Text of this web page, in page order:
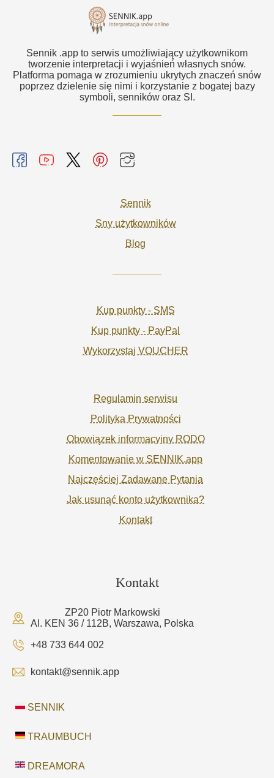
Sennik .app to serwis umożliwiający użytkownikom
tworzenie interpretacji i wyjaśnień własnych snów.
Platforma pomaga w zrozumieniu ukrytych znaczeń snów
poprzez dzielenie się nimi i korzystanie z bogatej bazy
symboli, senników oraz SI.
Sennik
Sny użytkowników
Blog
Kup punkty - SMS
Kup punkty - PayPal
Wykorzystaj VOUCHER
Regulamin serwisu
Polityka Prywatności
Obowiązek informacyjny RODO
Komentowanie w SENNIK.app
Najczęściej Zadawane Pytania
Jak usunąć konto użytkownika?
Kontakt
Kontakt
ZP20 Piotr Markowski
Al. KEN 36 / 112B, Warszawa, Polska
+48 733 644 002
kontakt@sennik.app
SENNIK
TRAUMBUCH
DREAMORA